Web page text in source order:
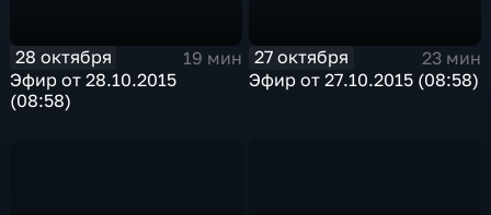
28 октября
19 мин
Эфир от 28.10.2015
(08:58)
27 октября
23 мин
Эфир от 27.10.2015 (08:58)